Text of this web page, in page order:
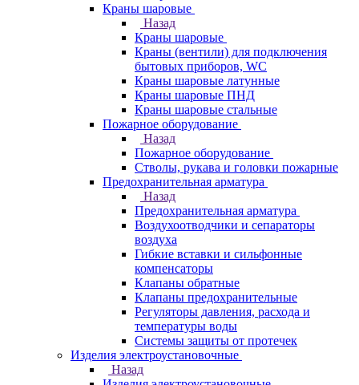
Краны шаровые
Назад
Краны шаровые
Краны (вентили) для подключения
бытовых приборов, WC
Краны шаровые латунные
Краны шаровые ПНД
Краны шаровые стальные
Пожарное оборудование
Назад
Пожарное оборудование
Стволы, рукава и головки пожарные
Предохранительная арматура
Назад
Предохранительная арматура
Воздухоотводчики и сепараторы
воздуха
Гибкие вставки и сильфонные
компенсаторы
Клапаны обратные
Клапаны предохранительные
Регуляторы давления, расхода и
температуры воды
Системы защиты от протечек
Изделия электроустановочные
Назад